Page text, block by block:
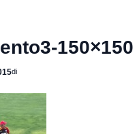
150×150
di